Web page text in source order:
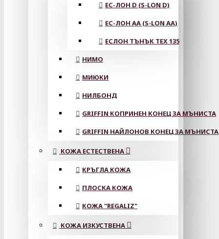
ЕС-ЛОН D (S-LON D)
ЕС-ЛОН АА (S-LON AA)
ЕСЛОН ТЪНЪК TEX 135
НИМО
МИЮКИ
НИЛБОНД
GRIFFIN КОПРИНЕН КОНЕЦ ЗА МЪНИСТА
GRIFFIN НАЙЛОНОВ КОНЕЦ ЗА МЪНИСТА
КОЖА ЕСТЕСТВЕНА
КРЪГЛА КОЖА
ПЛОСКА КОЖА
КОЖА "REGALIZ"
КОЖА ИЗКУСТВЕНА